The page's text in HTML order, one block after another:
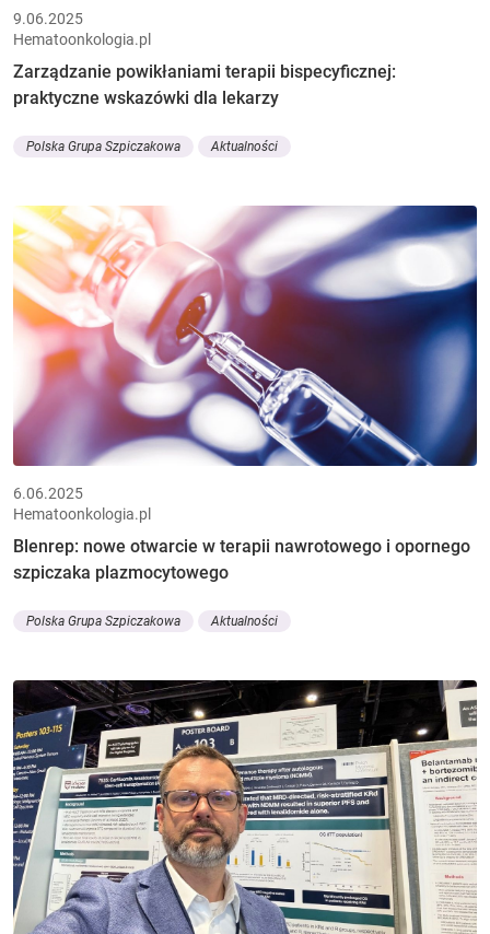
9.06.2025
Hematoonkologia.pl
Zarządzanie powikłaniami terapii bispecyficznej:
praktyczne wskazówki dla lekarzy
Polska Grupa Szpiczakowa Aktualności
6.06.2025
Hematoonkologia.pl
Blenrep: nowe otwarcie w terapii nawrotowego i opornego
szpiczaka plazmocytowego
Polska Grupa Szpiczakowa Aktualności